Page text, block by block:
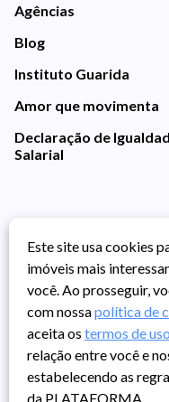
Agências
Blog
Instituto Guarida
Amor que movimenta
Declaração de
Salarial
Este site usa cookies
imóveis mais
você. Ao prosseguir,
com nossapolítica de
aceita os termos de uso
relação entre você e
estabelecendo as
da PLATAFORMA.